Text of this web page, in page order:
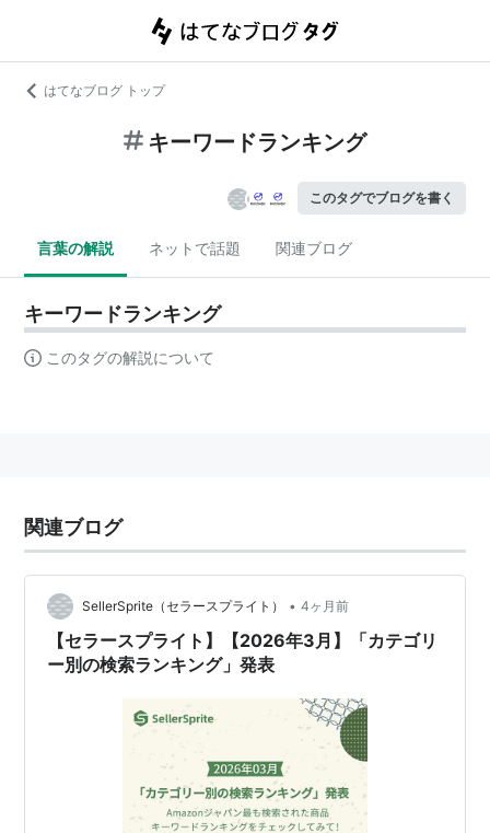
はてなブログ トップ
キーワードランキング
このタグでブログを書く
言葉の解説 ネットで話題 関連ブログ
キーワードランキング
このタグの解説について
関連ブログ
SellerSprite（セラースプライト） • 4ヶ月前
【セラースプライト】【2026年3月】「カテゴリ
ー別の検索ランキング」発表